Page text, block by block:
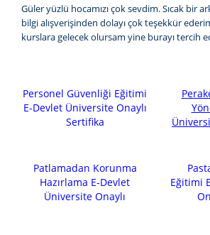
Güler yüzlü hocamızı çok sevdim. Sıcak bir
bilgi alışverişinden dolayı çok teşekkür
kurslara gelecek olursam yine burayı tercih
Personel Güvenliği Eğitimi
E-Devlet Üniversite Onaylı
Sertifika
Patlamadan Korunma
Hazırlama E-Devlet
Üniversite Onaylı
Eğitimi